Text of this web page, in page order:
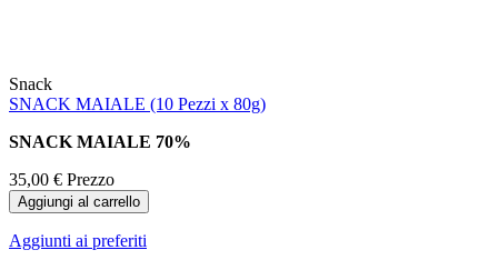
Snack
SNACK MAIALE (10 Pezzi x 80g)
SNACK MAIALE 70%
35,00 € Prezzo
Aggiungi al carrello
Aggiunti ai preferiti